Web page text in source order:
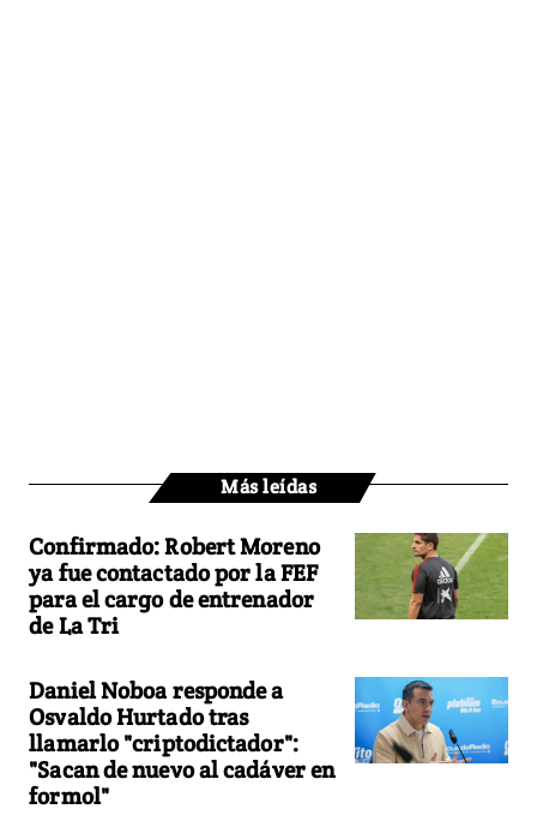
Más leídas
Confirmado: Robert Moreno
ya fue contactado por la FEF
para el cargo de entrenador
de La Tri
Daniel Noboa responde a
Osvaldo Hurtado tras
llamarlo "criptodictador":
"Sacan de nuevo al cadáver en
formol"